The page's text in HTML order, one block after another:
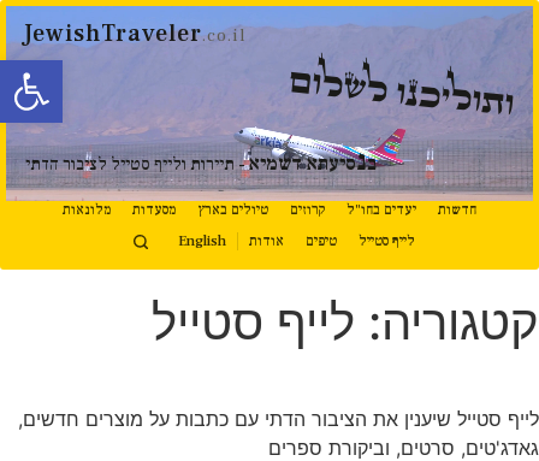
JewishTraveler.co.il
ותוליכנו לשלום
בנסיעתא דשמיא- תיירות ולייף סטייל לציבור הדתי
חדשות יעדים בחו"ל קרוזים טיולים בארץ מסעדות
מלונאות
לייף סטייל
טיפים אודות English
קטגוריה: לייף סטייל
לייף סטייל שיענין את הציבור הדתי עם כתבות על מוצרים חדשים,
גאדג'טים, סרטים, וביקורת ספרים
פתח